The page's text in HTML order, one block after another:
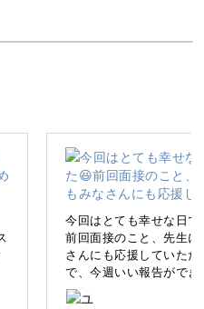
、ポージングの付け方など
物などのテーマごとにイラ
今回はとても幸せな日
前回面接のこと、先生に
さんにも応援していただ
で、今週いい報告ができ
いなあと思っていたらそ